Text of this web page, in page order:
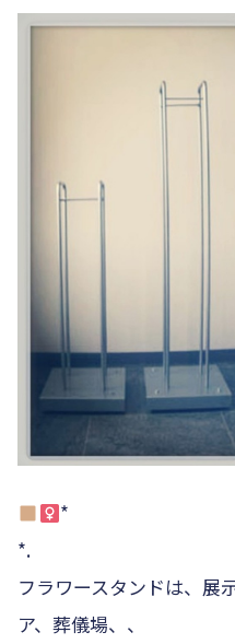
*
*.
フラワースタンドは、展
ア、葬儀場、、